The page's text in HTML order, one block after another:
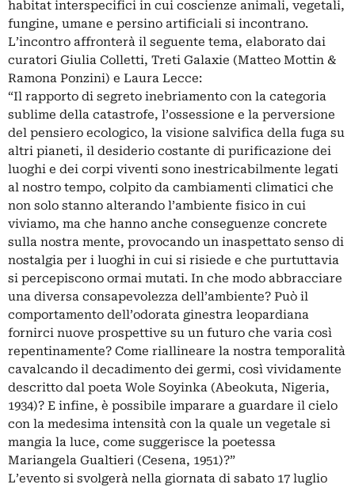
habitat interspecifici in cui coscienze animali, vegetali,
fungine, umane e persino artificiali si incontrano.
L’incontro affronterà il seguente tema, elaborato dai
curatori Giulia Colletti, Treti Galaxie (Matteo Mottin &
Ramona Ponzini) e Laura Lecce:
“Il rapporto di segreto inebriamento con la categoria
sublime della catastrofe, l’ossessione e la perversione
del pensiero ecologico, la visione salvifica della fuga su
altri pianeti, il desiderio costante di purificazione dei
luoghi e dei corpi viventi sono inestricabilmente legati
al nostro tempo, colpito da cambiamenti climatici che
non solo stanno alterando l’ambiente fisico in cui
viviamo, ma che hanno anche conseguenze concrete
sulla nostra mente, provocando un inaspettato senso di
nostalgia per i luoghi in cui si risiede e che purtuttavia
si percepiscono ormai mutati. In che modo abbracciare
una diversa consapevolezza dell’ambiente? Può il
comportamento dell’odorata ginestra leopardiana
fornirci nuove prospettive su un futuro che varia così
repentinamente? Come riallineare la nostra temporalità
cavalcando il decadimento dei germi, così vividamente
descritto dal poeta Wole Soyinka (Abeokuta, Nigeria,
1934)? E infine, è possibile imparare a guardare il cielo
con la medesima intensità con la quale un vegetale si
mangia la luce, come suggerisce la poetessa
Mariangela Gualtieri (Cesena, 1951)?”
L’evento si svolgerà nella giornata di sabato 17 luglio